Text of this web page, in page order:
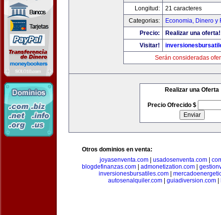
Longitud:
21 caracteres
Categorias:
Economia, Dinero y
Precio:
Realizar una oferta!
Visitar!
Serán consideradas
Realizar una Oferta
Precio Ofrecido $
Otros dominios en venta:
joyasenventa.com
usadosenventa.com
blogdefinanzas.com
admonetization.com
inversionesbursatiles.com|
autosenalquiler.com| guiadiversion.com|